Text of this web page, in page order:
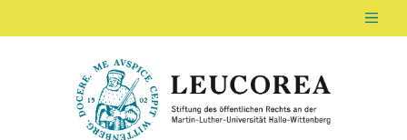
LEUCOREA DE
Stiftung des öffentlichen Rechts an der